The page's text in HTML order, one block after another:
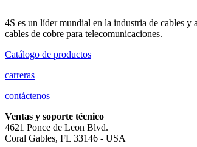
4S es un líder mundial en la industria de cables y
cables de cobre para telecomunicaciones.
Catálogo de productos
carreras
contáctenos
Ventas y soporte técnico
4621 Ponce de Leon Blvd.
Coral Gables, FL 33146 - USA